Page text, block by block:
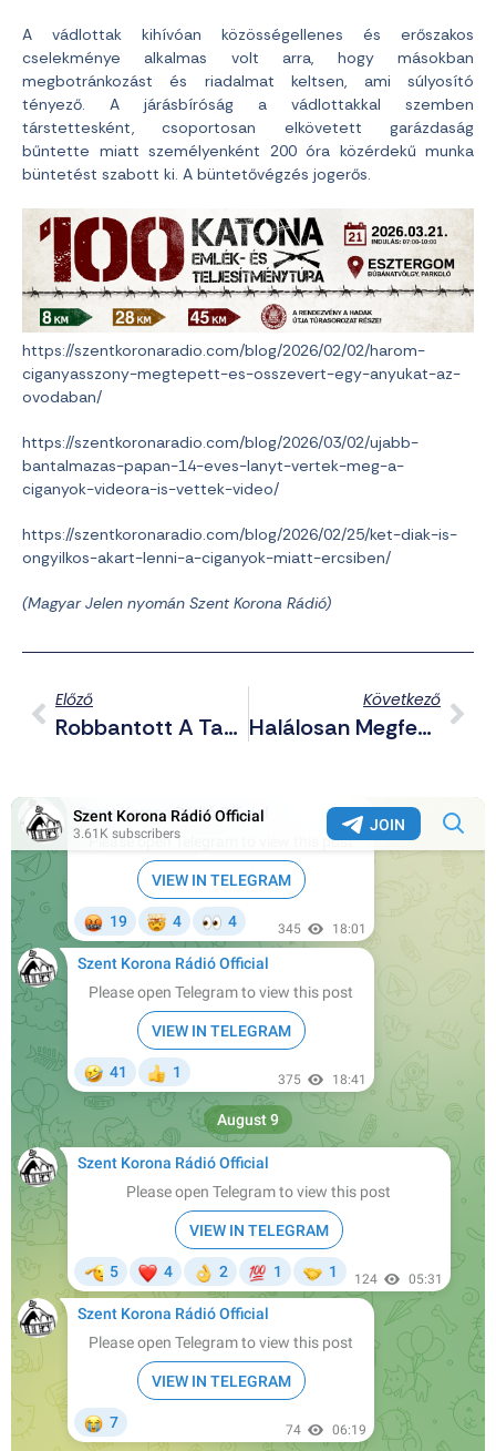
A vádlottak kihívóan közösségellenes és erőszakos
cselekménye alkalmas volt arra, hogy másokban
megbotránkozást és riadalmat keltsen, ami súlyosító
tényező. A járásbíróság a vádlottakkal szemben
társtettesként, csoportosan elkövetett garázdaság
bűntette miatt személyenként 200 óra közérdekű munka
büntetést szabott ki. A büntetővégzés jogerős.
https://szentkoronaradio.com/blog/2026/02/02/harom-
ciganyasszony-megtepett-es-osszevert-egy-anyukat-az-
ovodaban/
https://szentkoronaradio.com/blog/2026/03/02/ujabb-
bantalmazas-papan-14-eves-lanyt-vertek-meg-a-
ciganyok-videora-is-vettek-video/
https://szentkoronaradio.com/blog/2026/02/25/ket-diak-is-
ongyilkos-akart-lenni-a-ciganyok-miatt-ercsiben/
(Magyar Jelen nyomán Szent Korona Rádió)
Előző
Robbantott A Tanár Kémiaórán, Diákja Másodfokú Égési Sérülést Szenvedett
Következő
Halálosan Megfenyegették A Magyar Teniszezőt Az Ukránok, Hogy Veszítse El A Meccset